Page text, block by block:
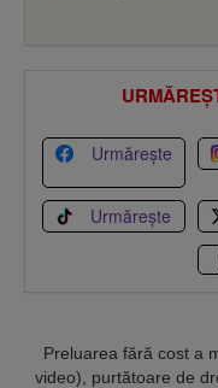
Urmărește
Urmărește
Preluarea fără cost a
video), purtătoare de